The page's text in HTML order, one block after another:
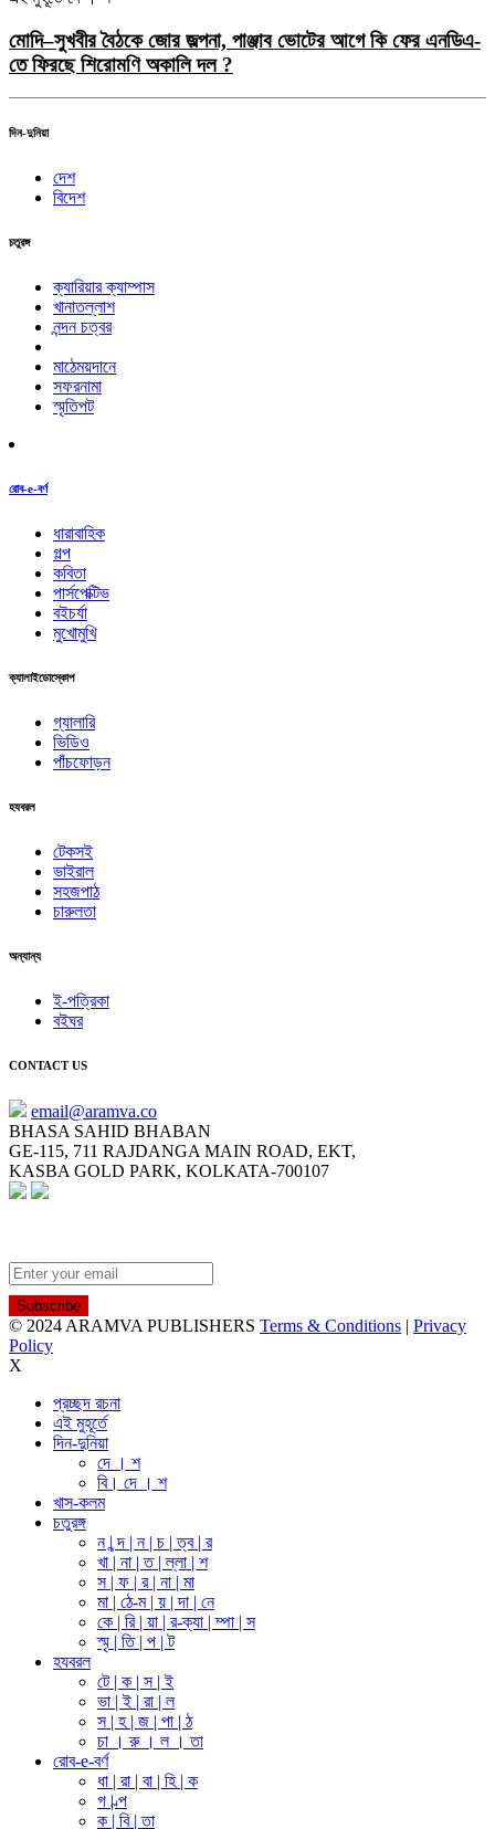
মোদি–সুখবীর বৈঠকে জোর জল্পনা, পাঞ্জাব ভোটের আগে কি ফের এনডিএ-
তে ফিরছে শিরোমণি অকালি দল ?
দিন-দুনিয়া
দেশ
বিদেশ
চতুরঙ্গ
ক্যারিয়ার ক্যাম্পাস
খানাতল্লাশ
নন্দন চত্বর
মাঠেময়দানে
সফরনামা
স্মৃতিপট
রোব-e-বর্ণ
ধারাবাহিক
গল্প
কবিতা
পার্সপেক্টিভ
বইচর্যা
মুখোমুখি
ক্যালাইডোস্কোপ
গ্যালারি
ভিডিও
পাঁচফোড়ন
হযবরল
টেকসই
ভাইরাল
সহজপাঠ
চারুলতা
অন্যান্য
ই-পত্রিকা
বইঘর
CONTACT US
email@aramva.co
BHASA SAHID BHABAN
GE-115, 711 RAJDANGA MAIN ROAD, EKT,
KASBA GOLD PARK, KOLKATA-700107
© 2024 ARAMVA PUBLISHERS Terms & Conditions | Privacy
Policy
X
প্রচ্ছদ রচনা
এই মুহূর্তে
দিন-দুনিয়া
দে । শ
বি। দে । শ
খাস-কলম
চতুরঙ্গ
ন | ন্দ | ন | চ | ত্ব | র
খা | না | ত | ল্লা | শ
স | ফ | র | না | মা
মা | ঠে-ম | য় | দা | নে
কে | রি | য়া | র-ক্যা | ম্পা | স
স্মৃ | তি | প | ট
হযবরল
টে | ক | স | ই
ভা | ই | রা | ল
স | হ | জ | পা | ঠ
চা । রু । ল । তা
রোব-e-বর্ণ
ধা | রা | বা | হি | ক
গ | ল্প
ক | বি | তা